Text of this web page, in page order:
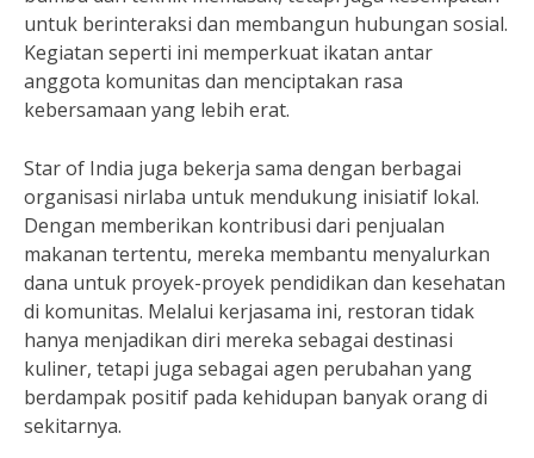
untuk berinteraksi dan membangun hubungan sosial.
Kegiatan seperti ini memperkuat ikatan antar
anggota komunitas dan menciptakan rasa
kebersamaan yang lebih erat.
Star of India juga bekerja sama dengan berbagai
organisasi nirlaba untuk mendukung inisiatif lokal.
Dengan memberikan kontribusi dari penjualan
makanan tertentu, mereka membantu menyalurkan
dana untuk proyek-proyek pendidikan dan kesehatan
di komunitas. Melalui kerjasama ini, restoran tidak
hanya menjadikan diri mereka sebagai destinasi
kuliner, tetapi juga sebagai agen perubahan yang
berdampak positif pada kehidupan banyak orang di
sekitarnya.